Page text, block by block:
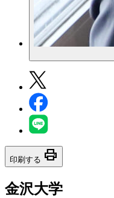
印刷する print
金沢大学